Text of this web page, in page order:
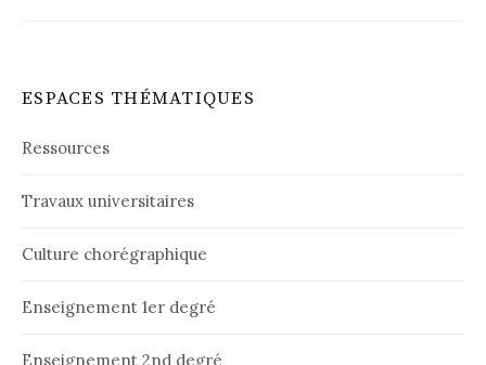
ESPACES THÉMATIQUES
Ressources
Travaux universitaires
Culture chorégraphique
Enseignement 1er degré
Enseignement 2nd degré